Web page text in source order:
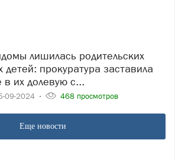
прокуратура заставила
их долевую с...
09-2024 468 просмотров
Еще новости